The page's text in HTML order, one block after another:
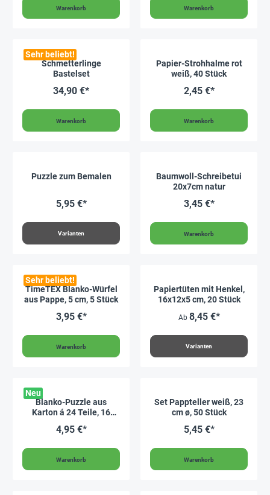
Warenkorb Warenkorb
Sehr beliebt!
Schmetterlinge
Bastelset
34,90 €*
Warenkorb
Papier-Strohhalme rot
weiß, 40 Stück
2,45 €*
Warenkorb
Puzzle zum Bemalen
5,95 €*
Varianten
Baumwoll-Schreibetui
20x7cm natur
3,45 €*
Warenkorb
Sehr beliebt!
TimeTEX Blanko-Würfel
aus Pappe, 5 cm, 5 Stück
3,95 €*
Warenkorb
Papiertüten mit Henkel,
16x12x5 cm, 20 Stück
Ab 8,45 €*
Varianten
Neu
Blanko-Puzzle aus
Karton á 24 Teile, 16
4,95 €*
Warenkorb
Set Pappteller weiß, 23
cm ø, 50 Stück
5,45 €*
Warenkorb